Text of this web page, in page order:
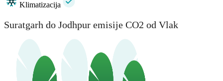
Klimatizacija
Suratgarh do Jodhpur emisije CO2 od Vlak